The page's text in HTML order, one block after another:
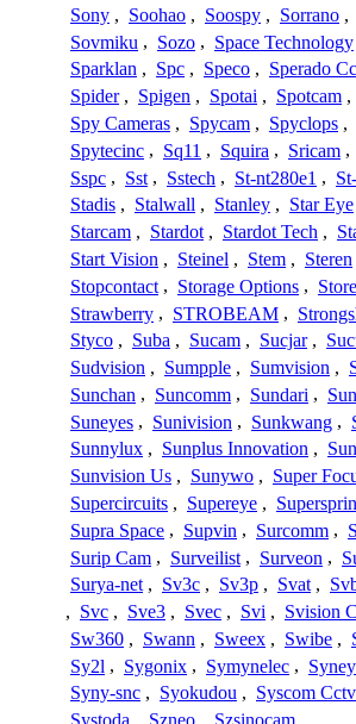
Sony , Soohao , Soospy , Sorrano ,
Sovmiku , Sozo , Space Technology
Sparklan , Spc , Speco , Sperado
Spider , Spigen , Spotai , Spotcam ,
Spy Cameras , Spycam , Spyclops ,
Spytecinc , Sq11 , Squira , Sricam ,
Sspc , Sst , Sstech , St-nt280e1 ,
Stadis , Stalwall , Stanley , Star Eye
Starcam , Stardot , Stardot Tech ,
Start Vision , Steinel , Stem , Steren
Stopcontact , Storage Options ,
Strawberry , STROBEAM ,
Styco , Suba , Sucam , Sucjar ,
Sudvision , Sumpple , Sumvision ,
Sunchan , Suncomm , Sundari ,
Suneyes , Sunivision , Sunkwang ,
Sunnylux , Sunplus Innovation ,
Sunvision Us , Sunywo , Super
Supercircuits , Supereye ,
Supra Space , Supvin , Surcomm ,
Surip Cam , Surveilist , Surveon ,
Surya-net , Sv3c , Sv3p , Svat ,
, Svc , Sve3 , Svec , Svi , Svision
Sw360 , Swann , Sweex , Swibe ,
Sy2l , Sygonix , Symynelec ,
Syny-snc , Syokudou , Syscom Cctv